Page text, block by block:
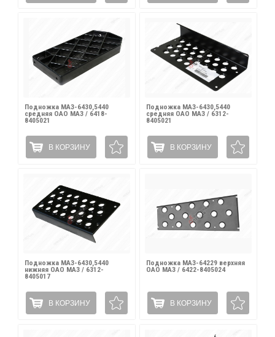
Подножка МАЗ-6430,5440
средняя ОАО МАЗ / 6418-
8405021
В КОРЗИНУ
Подножка МАЗ-6430,5440
средняя ОАО МАЗ / 6312-
8405021
В КОРЗИНУ
Подножка МАЗ-6430,5440
нижняя ОАО МАЗ / 6312-
8405017
В КОРЗИНУ
Подножка МАЗ-64229 верхняя
ОАО МАЗ / 6422-8405024
В КОРЗИНУ